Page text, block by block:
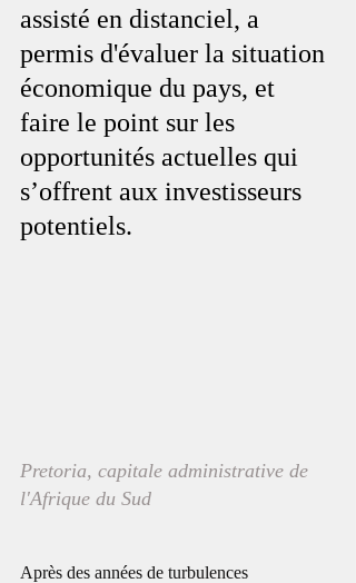
assisté en distanciel, a
permis d'évaluer la situation
économique du pays, et
faire le point sur les
opportunités actuelles qui
s’offrent aux investisseurs
potentiels.
Pretoria, capitale administrative de
l'Afrique du Sud
Après des années de turbulences